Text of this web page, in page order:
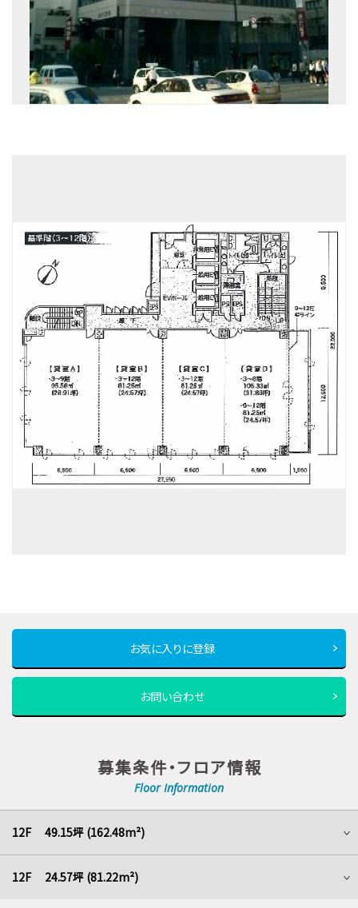
お気に入りに登録
お問い合わせ
募集条件・フロア情報
Floor Information
12F 49.15坪 (162.48m²)
12F 24.57坪 (81.22m²)